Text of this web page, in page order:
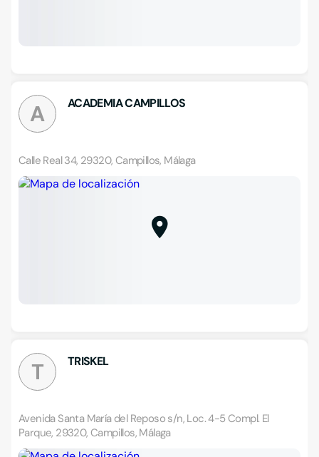
A ACADEMIA CAMPILLOS
Calle Real 34, 29320, Campillos, Málaga
T TRISKEL
Avenida Santa María del Reposo s/n, Loc. 4-5 Compl. El
Parque, 29320, Campillos, Málaga